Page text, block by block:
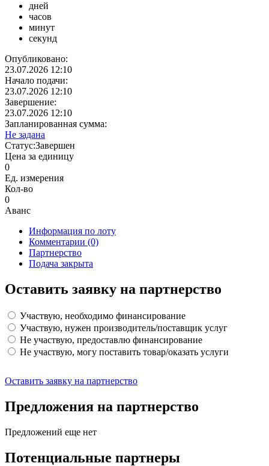
дней
часов
минут
секунд
Опубликовано:
23.07.2026 12:10
Начало подачи:
23.07.2026 12:10
Завершение:
23.07.2026 12:10
Запланированная сумма:
Не задана
Статус:Завершен
Цена за единицу
0
Ед. измерения
Кол-во
0
Аванс
Информация по лоту
Комментарии (0)
Партнерство
Подача закрыта
Оставить заявку на партнерство
Участвую, необходимо финансирование
Участвую, нужен производитель/поставщик услуг
Не участвую, предоставлю финансирование
Не участвую, могу поставить товар/оказать услуги
Оставить заявку на партнерство
Предложения на партнерство
Предложений еще нет
Потенциальные партнеры